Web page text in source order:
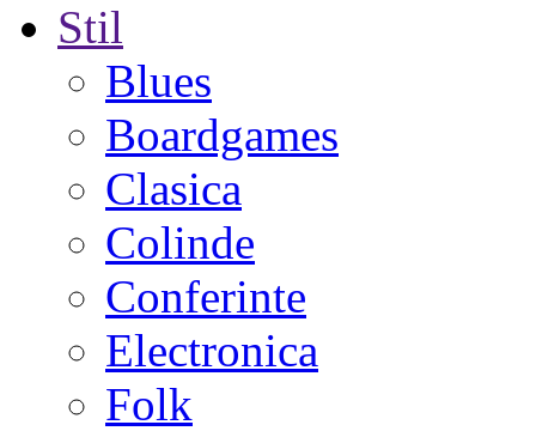
Stil
Blues
Boardgames
Clasica
Colinde
Conferinte
Electronica
Folk